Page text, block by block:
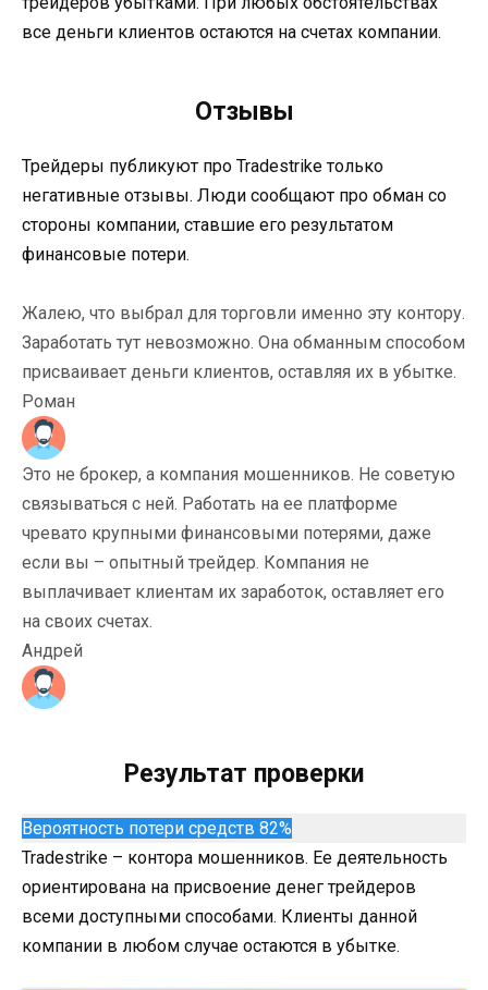
все деньги клиентов остаются на счетах компании.
Отзывы
Трейдеры публикуют про Tradestrike только
негативные отзывы. Люди сообщают про обман со
стороны компании, ставшие его результатом
финансовые потери.
Жалею, что выбрал для торговли именно эту контору.
Заработать тут невозможно. Она обманным способом
присваивает деньги клиентов, оставляя их в убытке.
Роман
Это не брокер, а компания мошенников. Не советую
связываться с ней. Работать на ее платформе
чревато крупными финансовыми потерями, даже
если вы – опытный трейдер. Компания не
выплачивает клиентам их заработок, оставляет его
на своих счетах.
Андрей
Результат проверки
Вероятность потери средств 82%
Tradestrike – контора мошенников. Ее деятельность
ориентирована на присвоение денег трейдеров
всеми доступными способами. Клиенты данной
компании в любом случае остаются в убытке.